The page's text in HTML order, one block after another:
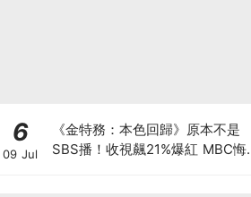
6
09 Jul
《金特務：本色回歸》原本不是
SBS播！收視飆21%爆紅 MBC悔